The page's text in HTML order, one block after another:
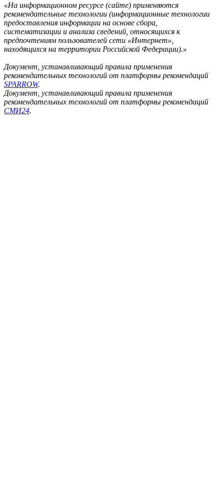
«На информационном ресурсе (сайте) применяются
рекомендательные технологии (информационные технологии
предоставления информации на основе сбора,
систематизации и анализа сведений, относящихся к
предпочтениям пользователей сети «Интернет»,
находящихся на территории Российской Федерации).»
Документ, устанавливающий правила применения
рекомендательных технологий от платформы рекомендаций
SPARROW.
Документ, устанавливающий правила применения
рекомендательных технологий от платформы рекомендаций
СМИ24.